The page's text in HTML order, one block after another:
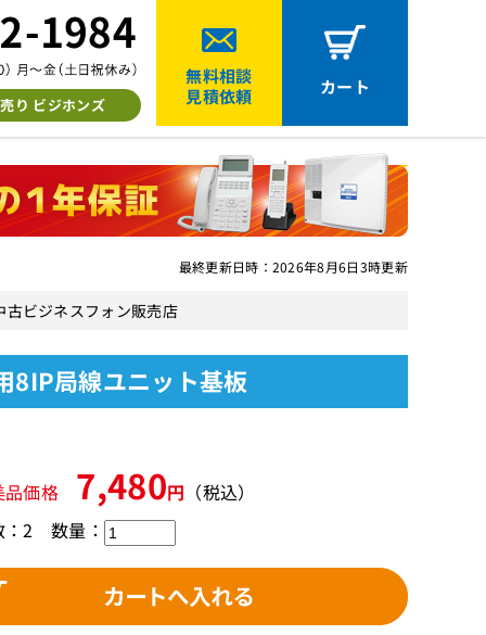
り ビジホンズ
無料相談
見積依頼
カート
最終更新日時：2026年8月6日3時更新
ビジネスフォン販売店
局線ユニット基板
品価格 7,480円 （税込）
2 数量：